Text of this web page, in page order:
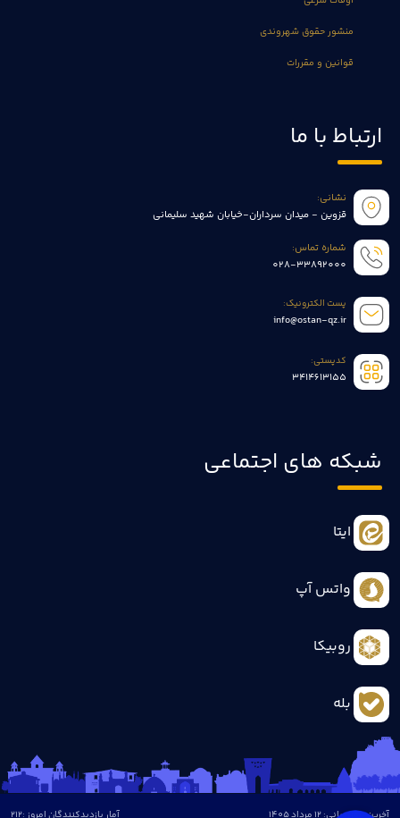
منشور حقوق شهروندی
قوانین و مقررات
ارتباط با ما
نشانی:
قزوین - میدان سرداران-خیابان شهید سلیمانی
شماره تماس:
028-33892000
پست الکترونیک:
info@ostan-qz.ir
کدپستی:
3414613155
شبکه های اجتماعی
ایتا
واتس آپ
روبیکا
بله